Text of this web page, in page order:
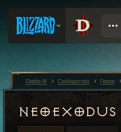
NEOEXODUS
Diablo III Сообщество Герои